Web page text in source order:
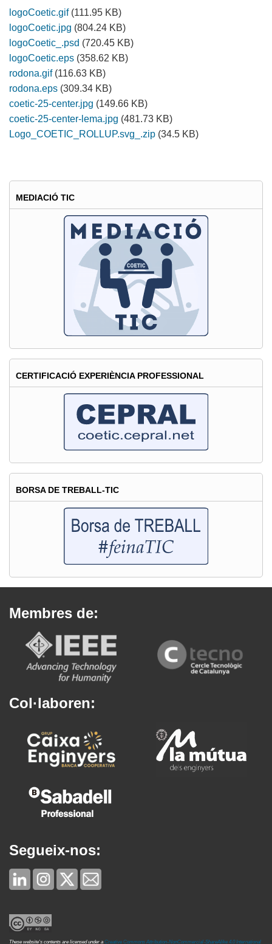
logoCoetic.gif (111.95 KB)
logoCoetic.jpg (804.24 KB)
logoCoetic_.psd (720.45 KB)
logoCoetic.eps (358.62 KB)
rodona.gif (116.63 KB)
rodona.eps (309.34 KB)
coetic-25-center.jpg (149.66 KB)
coetic-25-center-lema.jpg (481.73 KB)
Logo_COETIC_ROLLUP.svg_.zip (34.5 KB)
MEDIACIÓ TIC
CERTIFICACIÓ EXPERIÈNCIA PROFESSIONAL
BORSA DE TREBALL-TIC
Membres de:
Col·laboren:
Segueix-nos:
These website's contents are licensed under a Creative Commons Attribution-NonCommercial-ShareAlike 4.0 International